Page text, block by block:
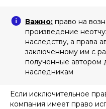
Важно: право на
произведение
наследству, а права
заключенному им с
полученные автором
наследникам
Если исключительное
компания имеет право